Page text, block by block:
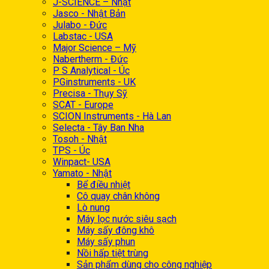
Jasco - Nhật Bản
Julabo - Đức
Labstac - USA
Major Science – Mỹ
Nabertherm - Đức
P S Analytical - Úc
PGinstruments - UK
Precisa - Thụy Sỹ
SCAT - Europe
SCION Instruments - Hà Lan
Selecta - Tây Ban Nha
Tosoh - Nhật
TPS - Úc
Winpact- USA
Yamato - Nhật
Bể điều nhiệt
Cô quay chân không
Lò nung
Máy lọc nước siêu sạch
Máy sấy đông khô
Máy sấy phun
Nồi hấp tiệt trùng
Sản phẩm dùng cho công nghiệp